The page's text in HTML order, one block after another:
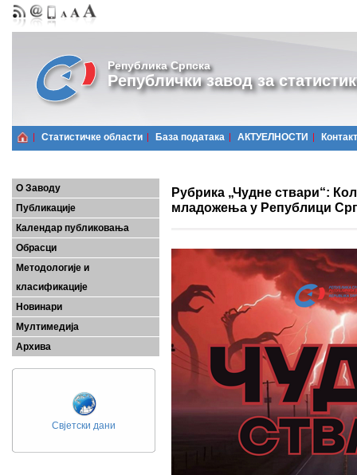
Република Српска
Републички завод за
Статистичке области Базa података АКТУЕЛНОСТИ Контакт
О Заводу
Публикације
Календар публиковања
Обрасци
Методологије и
класификације
Новинари
Мултимедија
Архива
Свјетски дани
Рубрика „Чудне ствари“:
младожења у Републици